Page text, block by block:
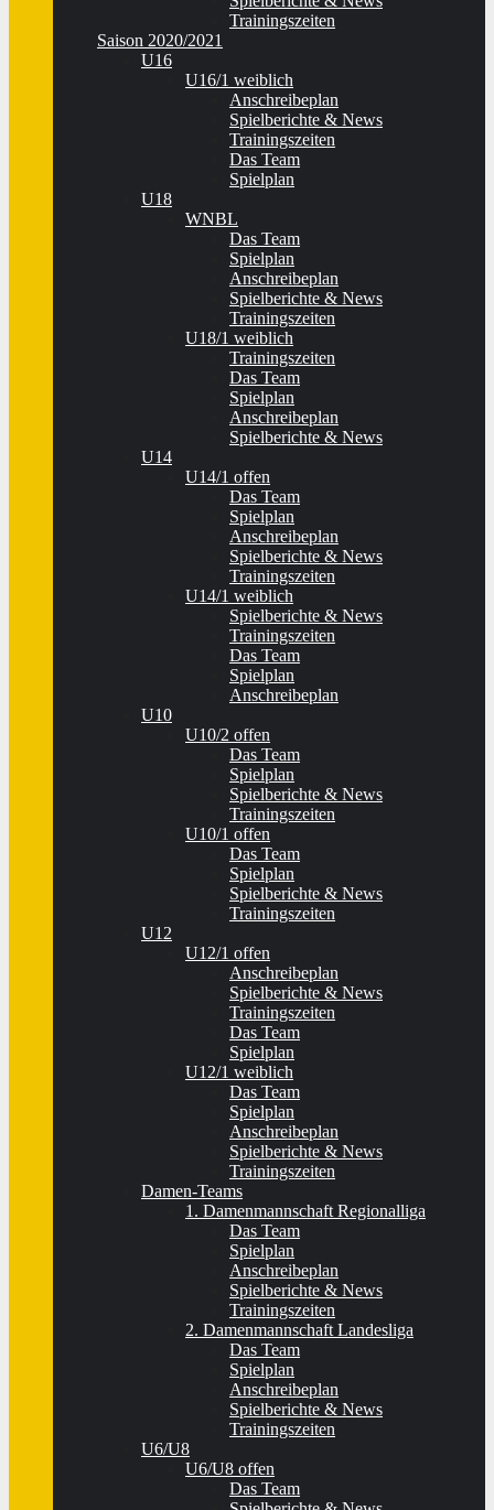
Trainingszeiten
Saison 2020/2021
U16
U16/1 weiblich
Anschreibeplan
Spielberichte & News
Trainingszeiten
Das Team
Spielplan
U18
WNBL
Das Team
Spielplan
Anschreibeplan
Spielberichte & News
Trainingszeiten
U18/1 weiblich
Trainingszeiten
Das Team
Spielplan
Anschreibeplan
Spielberichte & News
U14
U14/1 offen
Das Team
Spielplan
Anschreibeplan
Spielberichte & News
Trainingszeiten
U14/1 weiblich
Spielberichte & News
Trainingszeiten
Das Team
Spielplan
Anschreibeplan
U10
U10/2 offen
Das Team
Spielplan
Spielberichte & News
Trainingszeiten
U10/1 offen
Das Team
Spielplan
Spielberichte & News
Trainingszeiten
U12
U12/1 offen
Anschreibeplan
Spielberichte & News
Trainingszeiten
Das Team
Spielplan
U12/1 weiblich
Das Team
Spielplan
Anschreibeplan
Spielberichte & News
Trainingszeiten
Damen-Teams
1. Damenmannschaft Regionalliga
Das Team
Spielplan
Anschreibeplan
Spielberichte & News
Trainingszeiten
2. Damenmannschaft Landesliga
Das Team
Spielplan
Anschreibeplan
Spielberichte & News
Trainingszeiten
U6/U8
U6/U8 offen
Das Team